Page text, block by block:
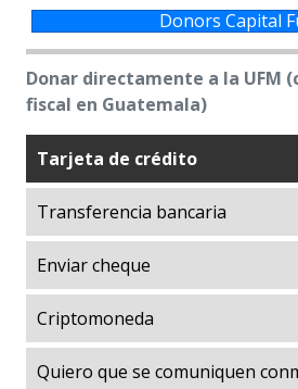
Donors Capital
Donar directamente a la UFM
fiscal en Guatemala)
Tarjeta de crédito
Transferencia bancaria
Enviar cheque
Criptomoneda
Quiero que se comuniquen
Casa Popenoe
Centro para el Análisis de
Públicas —CADEP—
Elarboretumconserva el
la UFM
Exploraciones sobre la
Exploraciones sobre la
Libertad en Acción
Luces de desarrollo
Manuel F. Ayau Society